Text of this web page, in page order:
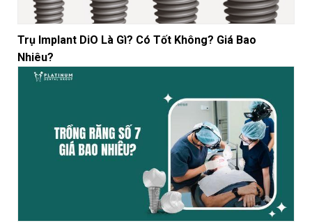
Trụ Implant DiO Là Gì? Có Tốt Không? Giá Bao
Nhiêu?